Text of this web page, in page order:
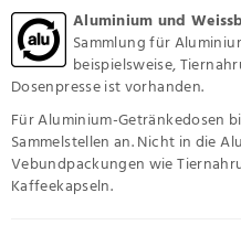
Aluminium und
Sammlung für
beispielsweise,
Dosenpresse ist vorhanden.
Für Aluminium-Getränkedosen
Sammelstellen an. Nicht in die
Vebundpackungen wie
Kaffeekapseln.